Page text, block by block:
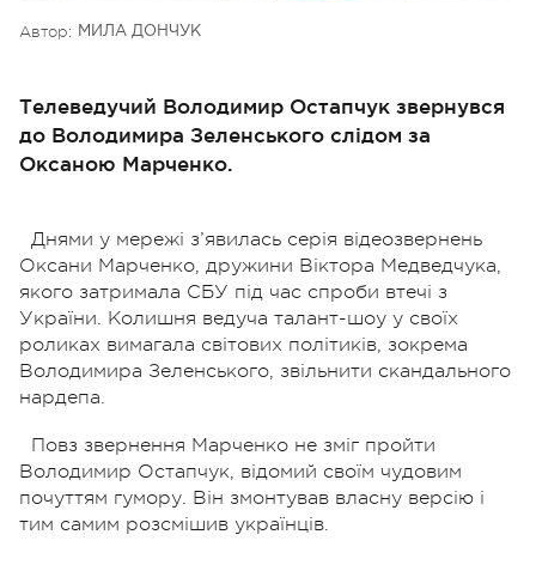
Автор: МИЛА ДОНЧУК
Телеведучий Володимир Остапчук звернувся
до Володимира Зеленського слідом за
Оксаною Марченко.
Днями у мережі з’явилась серія відеозвернень
Оксани Марченко, дружини Віктора Медведчука,
якого затримала СБУ під час спроби втечі з
України. Колишня ведуча талант-шоу у своїх
роликах вимагала світових політиків, зокрема
Володимира Зеленського, звільнити скандального
нардепа.
Повз звернення Марченко не зміг пройти
Володимир Остапчук, відомий своїм чудовим
почуттям гумору. Він змонтував власну версію і
тим самим розсмішив українців.